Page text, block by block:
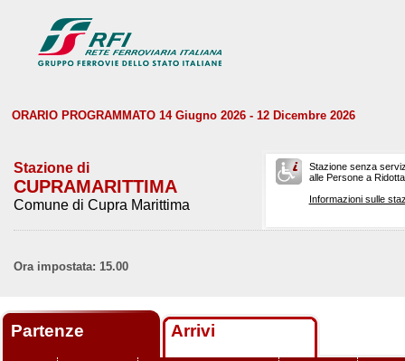
ORARIO PROGRAMMATO 14 Giugno 2026 - 12 Dicembre 2026
Stazione di
CUPRAMARITTIMA
Comune di Cupra Marittima
Stazione senza
alle Persone a
Informazioni sulle
Ora impostata: 15.00
Partenze Arrivi